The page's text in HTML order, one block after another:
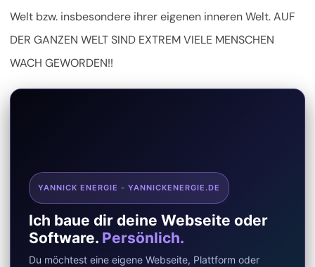
Welt bzw. insbesondere ihrer eigenen inneren Welt. AUF
DER GANZEN WELT SIND EXTREM VIELE MENSCHEN
WACH GEWORDEN!!
YANNICK ENERGIE - YANNICKENERGIE.DE
Ich baue dir deine Webseite oder
Software. Persönlich.
Du möchtest eine eigene Webseite, Plattform oder